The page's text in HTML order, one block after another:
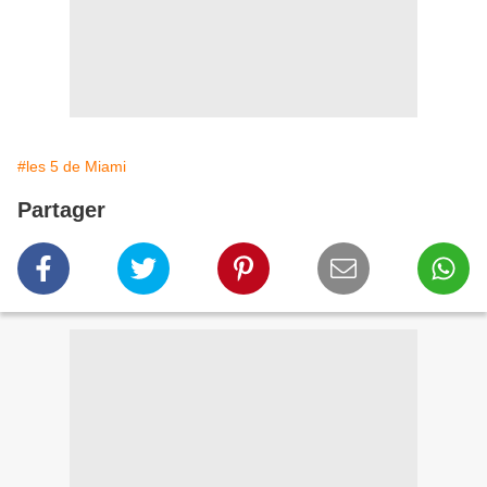
#les 5 de Miami
Partager